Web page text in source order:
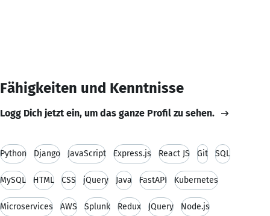
Fähigkeiten und Kenntnisse
Logg Dich jetzt ein, um das ganze Profil zu sehen.
Python Django JavaScript Express.js React JS Git SQL
MySQL HTML CSS jQuery Java FastAPI Kubernetes
Microservices AWS Splunk Redux JQuery Node.js